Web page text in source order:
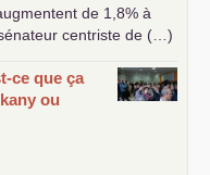
de 1,8% à
centriste de (…)
ce que ça
ou